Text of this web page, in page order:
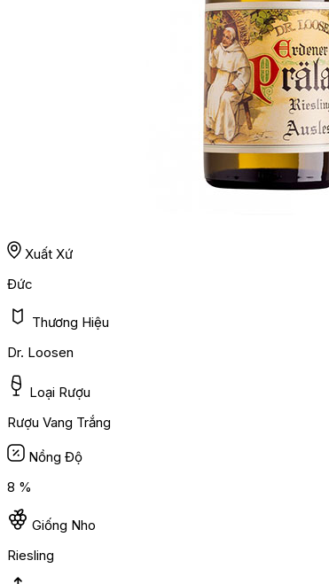
Xuất Xứ
Đức
Thương Hiệu
Dr. Loosen
Loại Rượu
Rượu Vang Trắng
Nồng Độ
8 %
Giống Nho
Riesling